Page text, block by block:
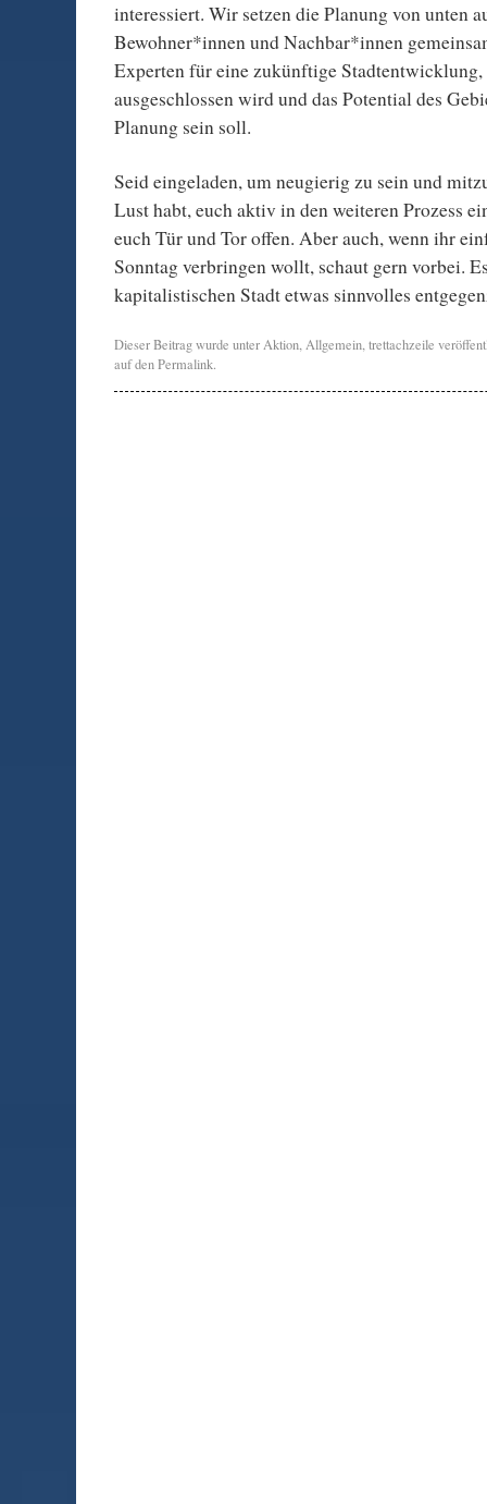
interessiert. Wir setzen die Planung von unten
Bewohner*innen und Nachbar*innen
Experten für eine zukünftige
ausgeschlossen wird und das Potential des
Planung sein soll.
Seid eingeladen, um neugierig zu sein und
Lust habt, euch aktiv in den weiteren Prozess
euch Tür und Tor offen. Aber auch, wenn ihr
Sonntag verbringen wollt, schaut gern vorbei.
kapitalistischen Stadt etwas sinnvolles
Dieser Beitrag wurde unterAktion,Allgemein,trettachzeile
auf denPermalink.